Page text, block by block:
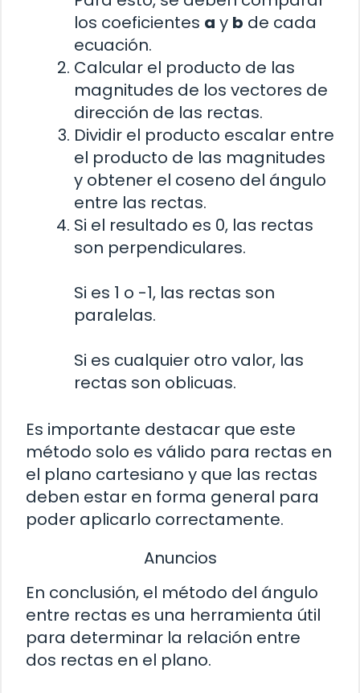
los coeficientes a y b de cada
ecuación.
Calcular el producto de las
magnitudes de los vectores de
dirección de las rectas.
Dividir el producto escalar entre
el producto de las magnitudes
y obtener el coseno del ángulo
entre las rectas.
Si el resultado es 0, las rectas
son perpendiculares.
Si es 1 o -1, las rectas son
paralelas.
Si es cualquier otro valor, las
rectas son oblicuas.
Es importante destacar que este
método solo es válido para rectas en
el plano cartesiano y que las rectas
deben estar en forma general para
poder aplicarlo correctamente.
Anuncios
En conclusión, el método del ángulo
entre rectas es una herramienta útil
para determinar la relación entre
dos rectas en el plano.